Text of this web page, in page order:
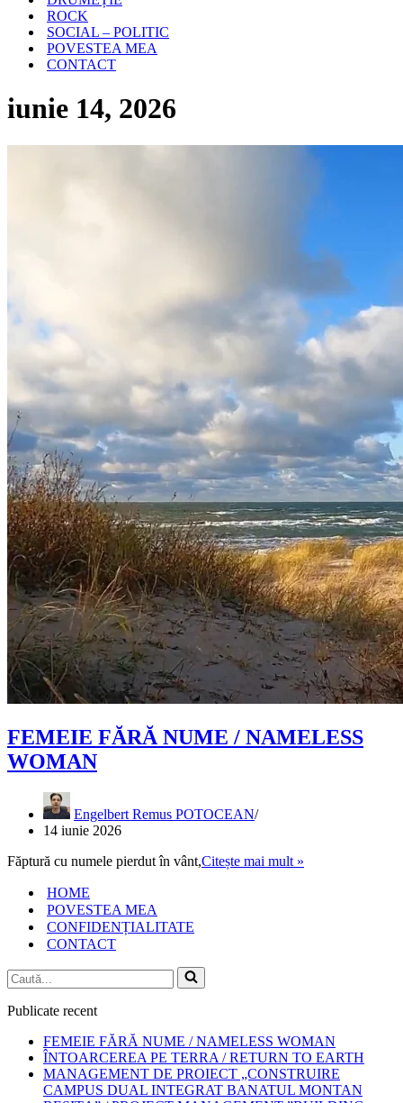
ROCK
SOCIAL – POLITIC
POVESTEA MEA
CONTACT
iunie 14, 2026
FEMEIE FĂRĂ NUME / NAMELESS
WOMAN
Engelbert Remus POTOCEAN
14 iunie 2026
Făptură cu numele pierdut în vânt,Citește mai mult »
HOME
POVESTEA MEA
CONFIDENȚIALITATE
CONTACT
Caută...
Publicate recent
FEMEIE FĂRĂ NUME / NAMELESS WOMAN
ÎNTOARCEREA PE TERRA / RETURN TO EARTH
MANAGEMENT DE PROIECT „CONSTRUIRE
CAMPUS DUAL INTEGRAT BANATUL MONTAN